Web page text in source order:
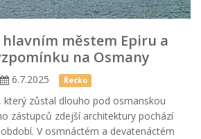
městem Epiru a
na Osmany
6.7.2025 Řecko
který zůstal dlouho pod osmanskou
zástupců zdejší architektury pochází
V osmnáctém a devatenáctém